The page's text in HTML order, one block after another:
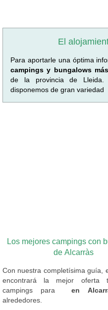
El
Para aportarle una óptima
campings y bungalows
de la provincia de
disponemos de gran variedad
Los mejores campings con
de Alcarràs
Con nuestra completísima guía,
encontrará la mejor oferta
campings para en
alrededores.